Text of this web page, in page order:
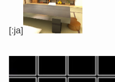
[:ja]